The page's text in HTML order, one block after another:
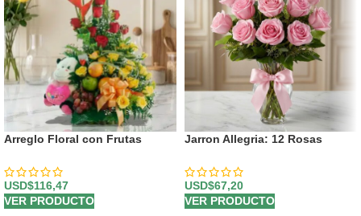
Arreglo Floral con Frutas
USD$116,47
VER PRODUCTO
Jarron Allegria: 12 Rosas
Alegría 💐
USD$67,20
VER PRODUCTO